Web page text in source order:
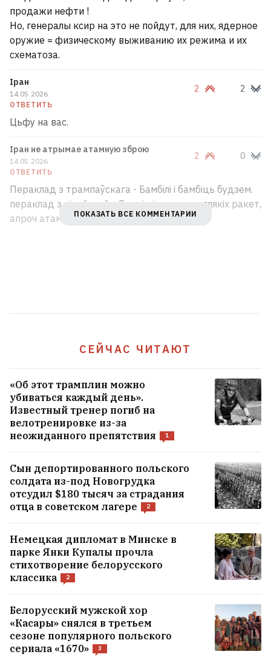
продажи нефти !
Но, генералы ксир на это не пойдут, для них, ядерное
оружие = физическому выживанию их режима и их
схематоза.
Іран
14.05.2026
ОТВЕТИТЬ
2 2
Цьфу на вас.
Іран не атрымае атамную зброю
14.05.2026
ОТВЕТИТЬ
2 0
Пераклад з трампаўскага - Бамбілі і бамбіць будзем.
пераклад з кітайскай - Дадзім іранцам усялякіх ракет,
апроч атамных.ПОКАЗАТЬ ВСЕ КОММЕНТАРИИ
СЕЙЧАС ЧИТАЮТ
«Об этот трамплин можно
убиваться каждый день».
Известный тренер погиб на
велотренировке из-за
неожиданного препятствия
1
Сын депортированного польского
солдата из-под Новогрудка
отсудил $180 тысяч за страдания
отца в советском лагере
2
Немецкая дипломат в Минске в
парке Янки Купалы прочла
стихотворение белорусского
классика
2
Белорусский мужской хор
«Касары» снялся в третьем
сезоне популярного польского
сериала «1670»
3
Гродно
3
«Не обязаны». Страховая компания
Инфантино извинился за ошибку, но
«Эти объекты были осуждены». Почему
последствия баллистики по
логистическим центрам под Киевом